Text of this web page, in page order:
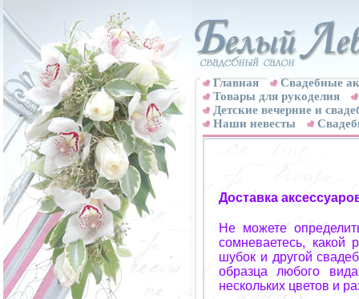
Главная
Свадебные
Товары для рукоделия
Детские вечерние и
Наши невесты
Доставка
Не можете
сомневаетесь, какой
шубок и другой
образца любого
нескольких цветов и